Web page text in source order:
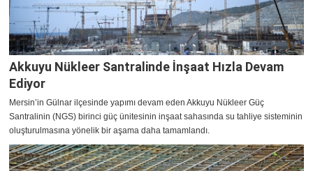
Akkuyu Nükleer Santralinde İnşaat Hızla Devam
Ediyor
Mersin’in Gülnar ilçesinde yapımı devam eden Akkuyu Nükleer Güç
Santralinin (NGS) birinci güç ünitesinin inşaat sahasında su tahliye sisteminin
oluşturulmasına yönelik bir aşama daha tamamlandı.